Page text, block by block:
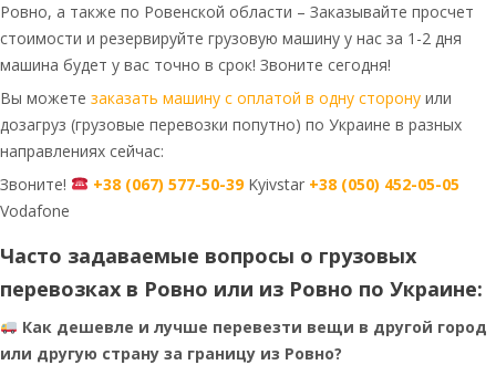
Ровно, а также по Ровенской области – Заказывайте просчет
стоимости и резервируйте грузовую машину у нас за 1-2 дня
машина будет у вас точно в срок! Звоните сегодня!
Вы можете заказать машину с оплатой в одну сторону или
дозагруз (грузовые перевозки попутно) по Украине в разных
направлениях сейчас:
Звоните!
+38 (067) 577-50-39Kyivstar +38 (050) 452-05-05
Vodafone
Часто задаваемые вопросы о грузовых
перевозках в Ровно или из Ровно по Украине:
Как дешевле и лучше перевезти вещи в другой город
или другую страну за границу из Ровно?